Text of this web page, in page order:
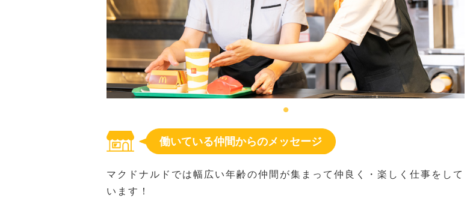
働いている仲間からのメッセージ
マクドナルドでは幅広い年齢の仲間が集まって仲良く・楽しく仕事をして
います！